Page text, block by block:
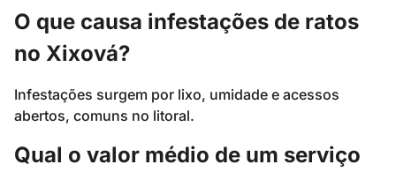
O que causa infestações de ratos
no Xixová?
Infestações surgem por lixo, umidade e acessos
abertos, comuns no litoral.
Qual o valor médio de um serviço